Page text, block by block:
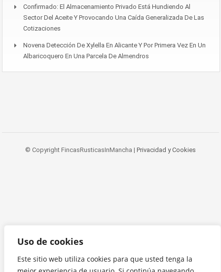
Uso de cookies
Este sitio web utiliza cookies para que usted tenga la
Confirmado: El Almacenamiento Privado Está Hundiendo Al
Sector Del Aceite Y Provocando Una Caída Generalizada De Las
Cotizaciones
Novena Detección De Xylella En Alicante Y Por Primera Vez En Un
Albaricoquero En Una Parcela De Almendros
© Copyright FincasRusticasInMancha | Privacidad y Cookies